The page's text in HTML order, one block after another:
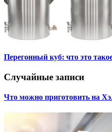
Перегонный куб: что это
Случайные записи
Что можно приготовить на